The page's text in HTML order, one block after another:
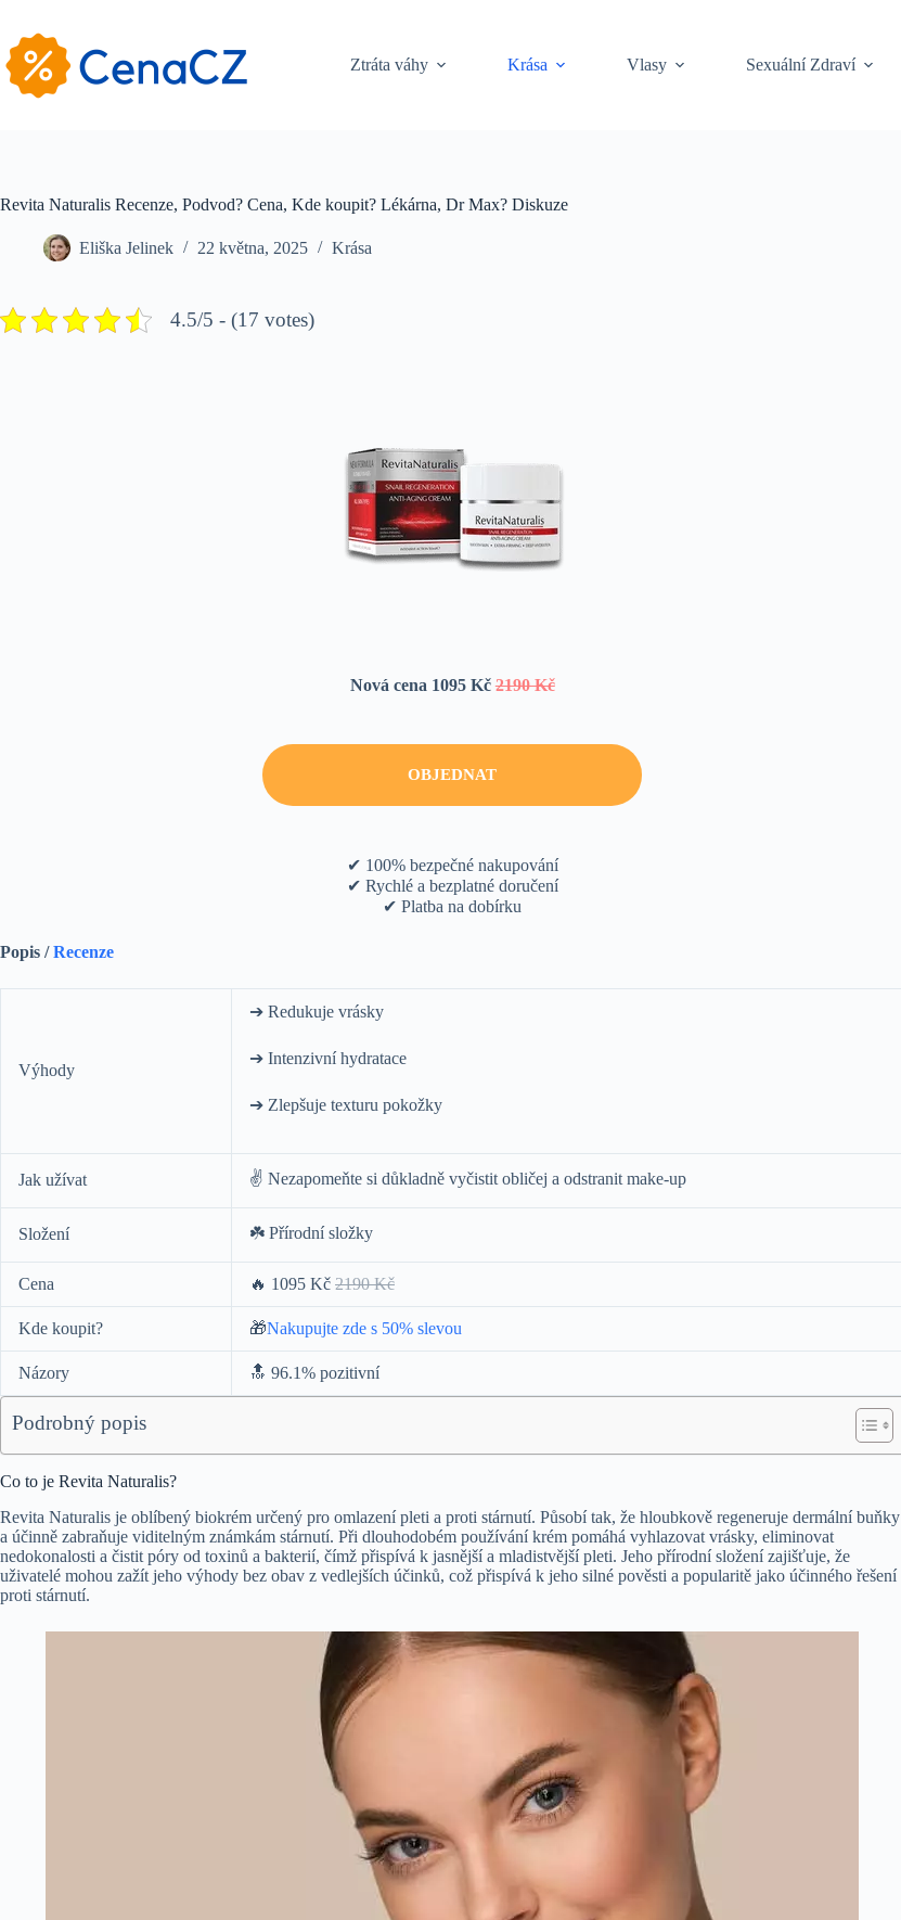
content
Ztráta váhy
Krása Vlasy Sexuální Zdraví
Revita Naturalis Recenze, Podvod? Cena, Kde koupit? Lékárna, Dr Max? Diskuze
Eliška Jelinek 22 května, 2025 Krása
4.5/5 - (17 votes)
Nová cena 1095 Kč 2190 Kč
OBJEDNAT
✔ 100% bezpečné nakupování
✔ Rychlé a bezplatné doručení
✔ Platba na dobírku
Popis /Recenze
Výhody
➔ Redukuje vrásky
➔ Intenzivní hydratace
➔ Zlepšuje texturu pokožky
Jak užívat ✌️ Nezapomeňte si důkladně vyčistit obličej a odstranit make-up
Složení ☘️ Přírodní složky
Cena 🔥 1095 Kč 2190 Kč
Kde koupit? 🎁Nakupujte zde s 50% slevou
Názory 🔝 96.1% pozitivní
Podrobný popis
Co to je Revita Naturalis?
Revita Naturalis je oblíbený biokrém určený pro omlazení pleti a proti stárnutí. Působí tak, že hloubkově regeneruje dermální buňky
a účinně zabraňuje viditelným známkám stárnutí. Při dlouhodobém používání krém pomáhá vyhlazovat vrásky, eliminovat
nedokonalosti a čistit póry od toxinů a bakterií, čímž přispívá k jasnější a mladistvější pleti. Jeho přírodní složení zajišťuje, že
uživatelé mohou zažít jeho výhody bez obav z vedlejších účinků, což přispívá k jeho silné pověsti a popularitě jako účinného řešení
proti stárnutí.